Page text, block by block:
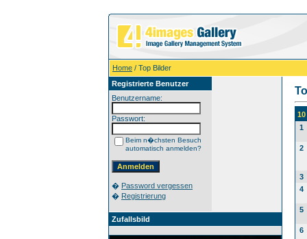
Home / Top Bilder
Registrierte Benutzer
Benutzername:
Passwort:
Beim n�chsten Besuch
automatisch anmelden?
� Password vergessen
� Registrierung
Zufallsbild
1
2
3
4
5
6